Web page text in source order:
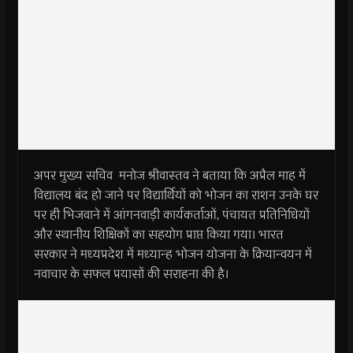
अपर मुख्य सचिव मनोज श्रीवास्तव ने बताया कि अप्रैल माह में
विद्यालय बंद हो जाने पर विद्यार्थियों को भोजन का राशन उनके घर
पर ही भिजवाने में आंगनवाड़ी कार्यकर्ताओं, पंचायत प्रतिनिधियों
और स्थानीय शिक्षिकों का सहयोग प्राप्त किया गया। भारत
सरकार ने मध्यप्रदेश में मध्यान्ह भोजन योजना के क्रियान्वयन में
नवाचार के सफल प्रयासों की सराहना की है।